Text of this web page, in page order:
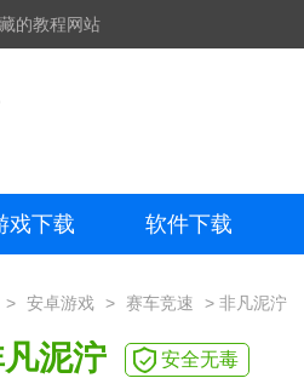
的教程网站
戏下载 软件下载
> 安卓游戏 > 赛车竞速 > 非凡泥泞
泥泞 安全无毒